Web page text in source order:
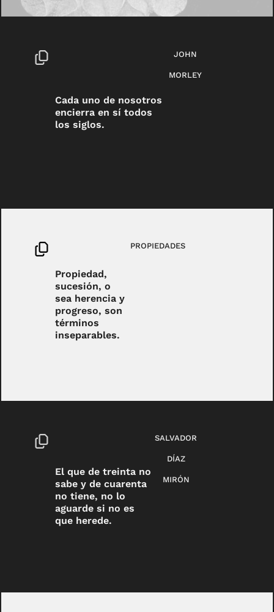
Cada uno de nosotros
encierra en sí todos
los siglos.
JOHN
MORLEY
Propiedad,
sucesión, o
sea herencia y
progreso, son
términos
inseparables.
PROPIEDADES
El que de treinta no
sabe y de cuarenta
no tiene, no lo
aguarde si no es
que herede.
SALVADOR
DÍAZ
MIRÓN